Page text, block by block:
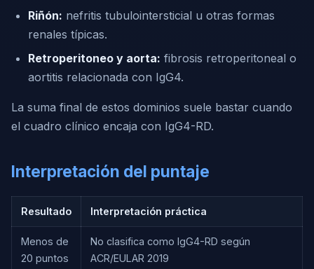
Riñón: nefritis tubulointersticial u otras formas
renales típicas.
Retroperitoneo y aorta: fibrosis retroperitoneal o
aortitis relacionada con IgG4.
La suma final de estos dominios suele bastar cuando
el cuadro clínico encaja con IgG4-RD.
Interpretación del puntaje
Resultado Interpretación práctica
Menos de
20 puntos
No clasifica como IgG4-RD según
ACR/EULAR 2019